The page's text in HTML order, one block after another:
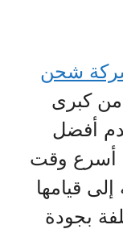
شحن
كبرى
أفضل
أسرع وقت
قيامها
بجودة